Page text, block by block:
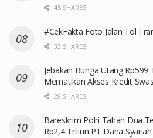
45 SHARES
#CekFakta Foto Jalan Tol
33 SHARES
Jebakan Bunga Utang Rp599
Mematikan Akses Kredit
29 SHARES
Bareskrim Polri Tahan Dua
Rp2,4 Triliun PT Dana